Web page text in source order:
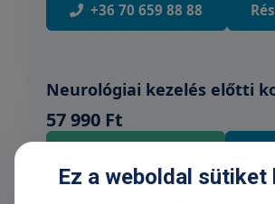
+36 70 659 88 88
Neurológiai kezelés előtti
57 990 Ft
Ez a weboldal sütiket